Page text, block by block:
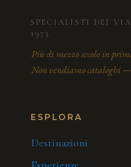
SPECIALISTI DEI
1973.
Più di mezzo secolo in
Non vendiamo cataloghi
ESPLORA
Destinazioni